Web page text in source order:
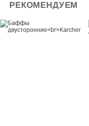
РЕКОМЕНДУЕМ